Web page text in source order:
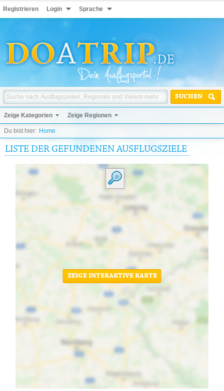
Registrieren Login Sprache
SUCHEN
Zeige Kategorien Zeige Regionen
Du bist hier: Home
LISTE DER GEFUNDENEN AUSFLUGSZIELE
ZEIGE INTERAKTIVE KARTE